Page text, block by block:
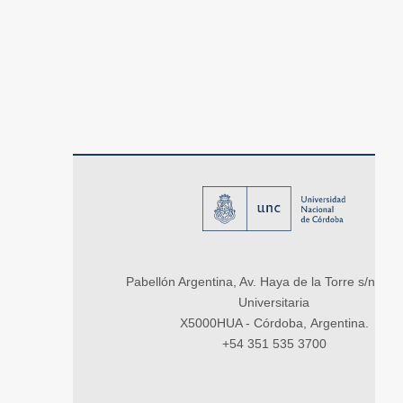
Pabellón Argentina, Av. Haya de la Torre s/n,
Universitaria
X5000HUA - Córdoba, Argentina.
+54 351 535 3700